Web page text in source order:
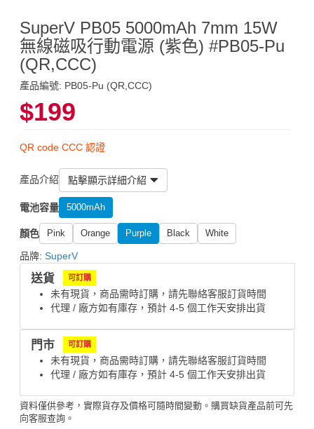
SuperV PB05 5000mAh 7mm 15W
無線磁吸行動電源 (紫色) #PB05-Pu
(QR,CCC)
產品編號: PB05-Pu (QR,CCC)
$199
QR code CCC 認證
產品介紹 點擊顯示詳細介紹
電池容量 5000mAh
顏色 Pink Orange Purple Black White
品牌: SuperV
送貨 可訂購
未有現貨，商品需時訂購，請先聯絡客服訂貨時間
代理 / 廠方如有庫存，預計 4-5 個工作天安排出貨
門市 可訂購
未有現貨，商品需時訂購，請先聯絡客服訂貨時間
代理 / 廠方如有庫存，預計 4-5 個工作天安排出貨
資料僅供參考，實際貨存及價格可隨時間變動。購買缺貨產品前可先
向客服查詢。